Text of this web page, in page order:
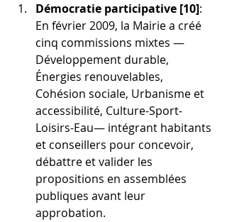
Démocratie participative [10]:
En février 2009, la Mairie a créé
cinq commissions mixtes —
Développement durable,
Énergies renouvelables,
Cohésion sociale, Urbanisme et
accessibilité, Culture-Sport-
Loisirs-Eau— intégrant habitants
et conseillers pour concevoir,
débattre et valider les
propositions en assemblées
publiques avant leur
approbation.